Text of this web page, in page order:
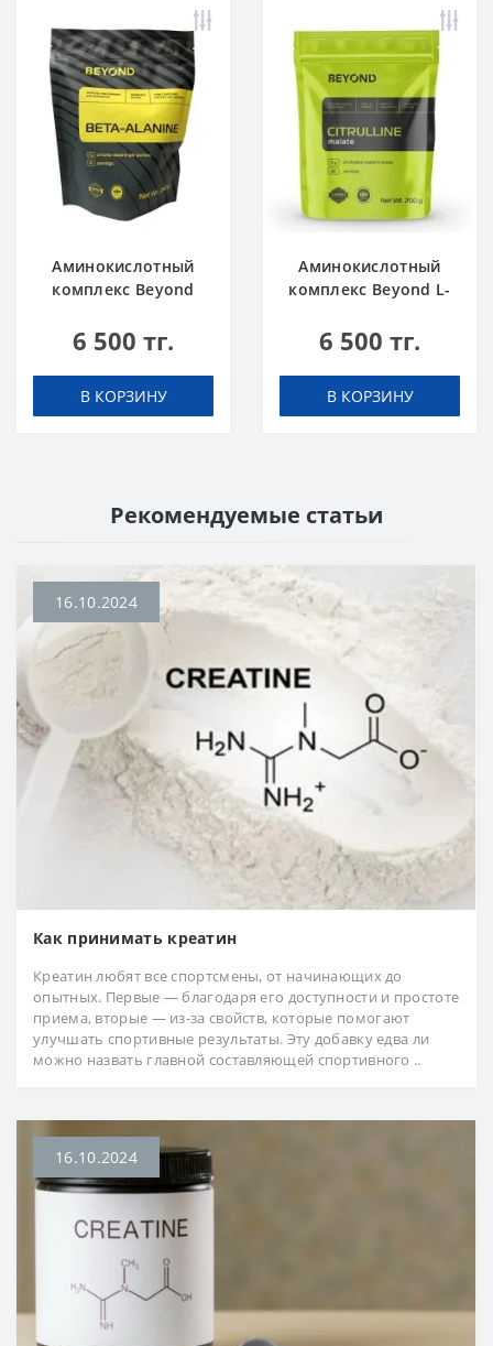
Аминокислотный
комплекс Beyond
6 500 тг.
В КОРЗИНУ
Аминокислотный
комплекс Beyond L-
6 500 тг.
В КОРЗИНУ
Рекомендуемые статьи
16.10.2024
Как принимать креатин
Креатин любят все спортсмены, от начинающих до
опытных. Первые — благодаря его доступности и простоте
приема, вторые — из-за свойств, которые помогают
улучшать спортивные результаты. Эту добавку едва ли
можно назвать главной составляющей спортивного ..
16.10.2024